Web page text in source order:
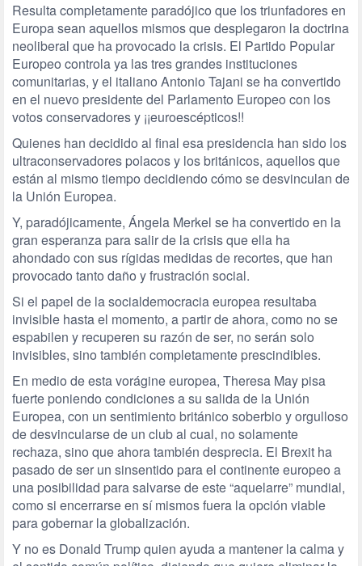
Resulta completamente paradójico que los triunfadores en
Europa sean aquellos mismos que desplegaron la doctrina
neoliberal que ha provocado la crisis. El Partido Popular
Europeo controla ya las tres grandes instituciones
comunitarias, y el italiano Antonio Tajani se ha convertido
en el nuevo presidente del Parlamento Europeo con los
votos conservadores y ¡¡euroescépticos!!
Quienes han decidido al final esa presidencia han sido los
ultraconservadores polacos y los británicos, aquellos que
están al mismo tiempo decidiendo cómo se desvinculan de
la Unión Europea.
Y, paradójicamente, Ángela Merkel se ha convertido en la
gran esperanza para salir de la crisis que ella ha
ahondado con sus rígidas medidas de recortes, que han
provocado tanto daño y frustración social.
Si el papel de la socialdemocracia europea resultaba
invisible hasta el momento, a partir de ahora, como no se
espabilen y recuperen su razón de ser, no serán solo
invisibles, sino también completamente prescindibles.
En medio de esta vorágine europea, Theresa May pisa
fuerte poniendo condiciones a su salida de la Unión
Europea, con un sentimiento británico soberbio y orgulloso
de desvincularse de un club al cual, no solamente
rechaza, sino que ahora también desprecia. El Brexit ha
pasado de ser un sinsentido para el continente europeo a
una posibilidad para salvarse de este “aquelarre” mundial,
como si encerrarse en sí mismos fuera la opción viable
para gobernar la globalización.
Y no es Donald Trump quien ayuda a mantener la calma y